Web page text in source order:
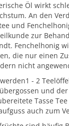
Öl wirkt
An den
und
zur
Fenchelhonig
die nur einen
nicht
- 2
und
Tasse
auch zum